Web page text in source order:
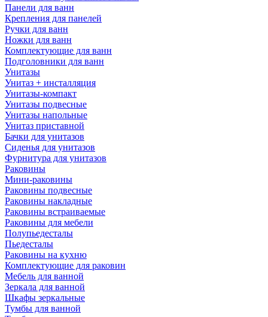
Панели для ванн
Крепления для панелей
Ручки для ванн
Ножки для ванн
Комплектующие для ванн
Подголовники для ванн
Унитазы
Унитаз + инсталляция
Унитазы-компакт
Унитазы подвесные
Унитазы напольные
Унитаз приставной
Бачки для унитазов
Сиденья для унитазов
Фурнитура для унитазов
Раковины
Мини-раковины
Раковины подвесные
Раковины накладные
Раковины встраиваемые
Раковины для мебели
Полупьедесталы
Пьедесталы
Раковины на кухню
Комплектующие для раковин
Мебель для ванной
Зеркала для ванной
Шкафы зеркальные
Тумбы для ванной